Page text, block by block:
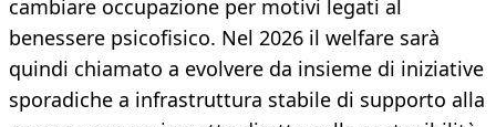
cambiare occupazione per motivi legati al
benessere psicofisico. Nel 2026 il welfare sarà
quindi chiamato a evolvere da insieme di iniziative
sporadiche a infrastruttura stabile di supporto alla